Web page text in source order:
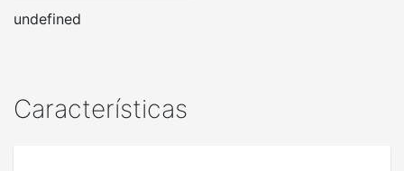
Características
undefined